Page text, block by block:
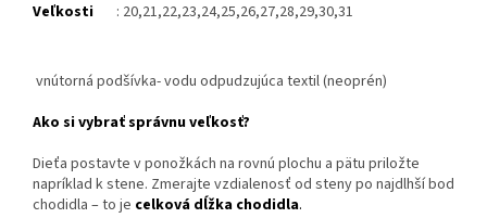
Veľkosti
: 20,21,22,23,24,25,26,27,28,29,30,31
vnútorná podšívka- vodu odpudzujúca textil (neoprén)
Ako si vybrať správnu veľkosť?
Dieťa postavte v ponožkách na rovnú plochu a pätu priložte
napríklad k stene. Zmerajte vzdialenosť od steny po najdlhší bod
chodidla – to je celková dĺžka chodidla.